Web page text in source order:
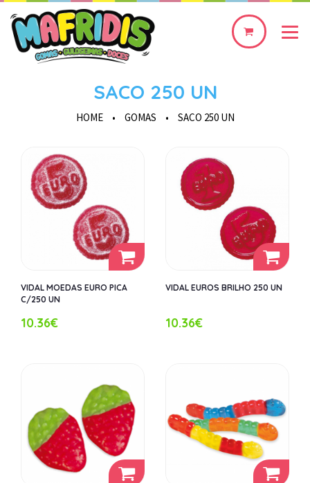
0
SACO 250 UN
HOME • GOMAS • SACO 250 UN
VIDAL MOEDAS EURO PICA
C/250 UN
10.36€
VIDAL EUROS BRILHO 250 UN
10.36€